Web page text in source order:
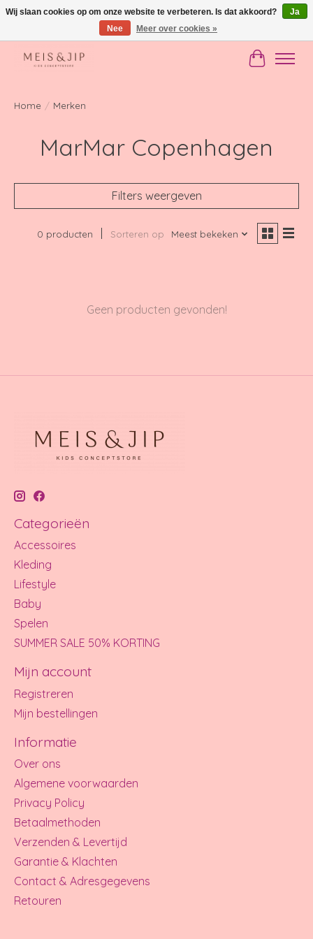
Gratis verzending in NL vanaf €150
Home / Merken
MarMar Copenhagen
Filters weergeven
0 producten Sorteren op Meest bekeken
Geen producten gevonden!
Categorieën
Accessoires
Kleding
Lifestyle
Baby
Spelen
SUMMER SALE 50% KORTING
Mijn account
Registreren
Mijn bestellingen
Informatie
Over ons
Algemene voorwaarden
Privacy Policy
Betaalmethoden
Verzenden & Levertijd
Garantie & Klachten
Contact & Adresgegevens
Retouren
Wij slaan cookies op om onze website te verbeteren. Is dat akkoord?
Ja
Nee
Meer over cookies »